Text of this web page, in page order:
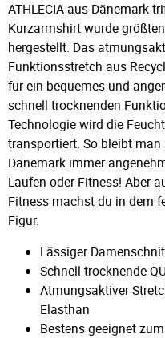
ATHLECIA aus Dänemark
Kurzarmshirt wurde
hergestellt. Das
Funktionsstretch aus
für ein bequemes und
schnell trocknenden
Technologie wird die
transportiert. So bleibt
Dänemark immer
Laufen oder Fitness! Aber
Fitness machst du in dem
Figur.
Lässiger
Schnell trocknende
Atmungsaktiver
Elasthan
Bestens geeignet